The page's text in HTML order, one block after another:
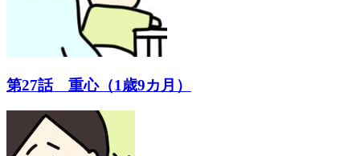
第27話 重心（1歳9カ月）